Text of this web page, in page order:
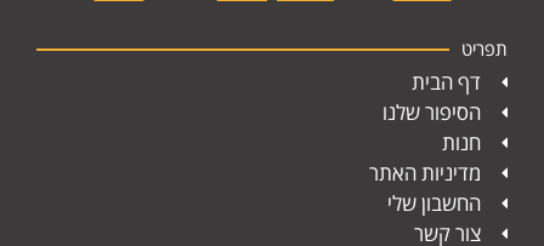
תפריט
דף הבית
הסיפור שלנו
חנות
מדיניות האתר
החשבון שלי
צור קשר